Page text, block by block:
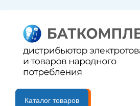
B2B портал
Каталог товаров